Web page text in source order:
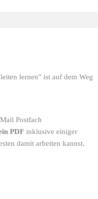
lernen" ist auf dem Weg
Postfach
PDF inklusive einiger
damit arbeiten kannst.